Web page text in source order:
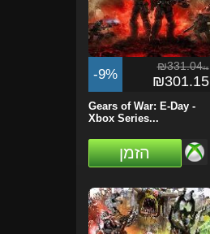
-9% ₪331.04ils
₪301.15
Gears of War: E-Day -
Xbox Series...
הזמן